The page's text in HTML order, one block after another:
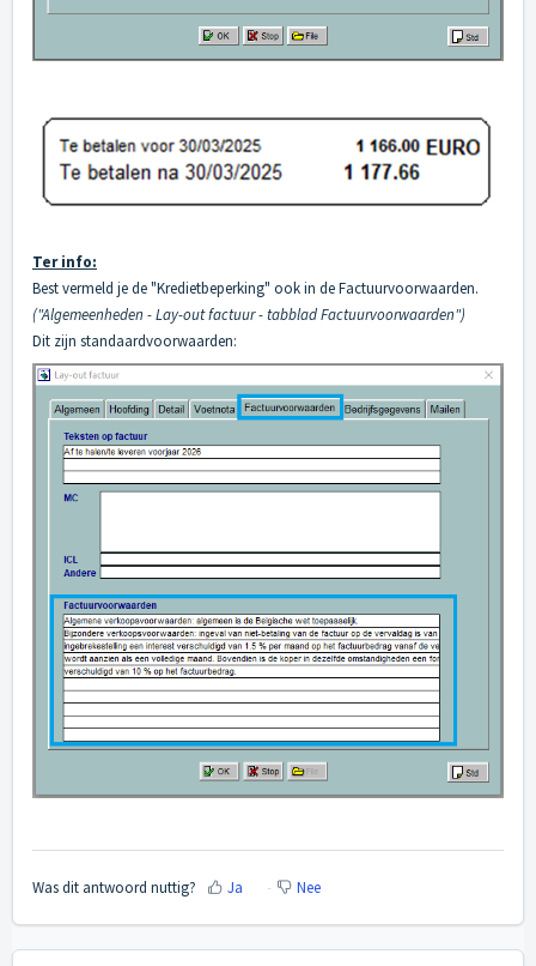
Ter info:
Best vermeld je de "Kredietbeperking" ook in de Factuurvoorwaarden.
("Algemeenheden - Lay-out factuur - tabblad Factuurvoorwaarden")
Dit zijn standaardvoorwaarden:
Was dit antwoord nuttig? Ja Nee